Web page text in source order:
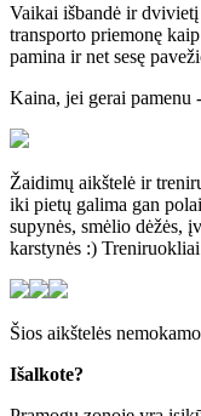
Vaikai išbandė ir
transporto priemonę
pamina ir net sesę
Kaina, jei gerai pamenu
Žaidimų aikštelė ir
iki pietų galima gan
supynės, smėlio dėžės,
karstynės :)
Šios aikštelės
Išalkote?